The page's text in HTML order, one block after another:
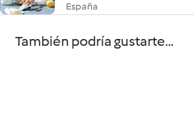
España
También podría gustarte...